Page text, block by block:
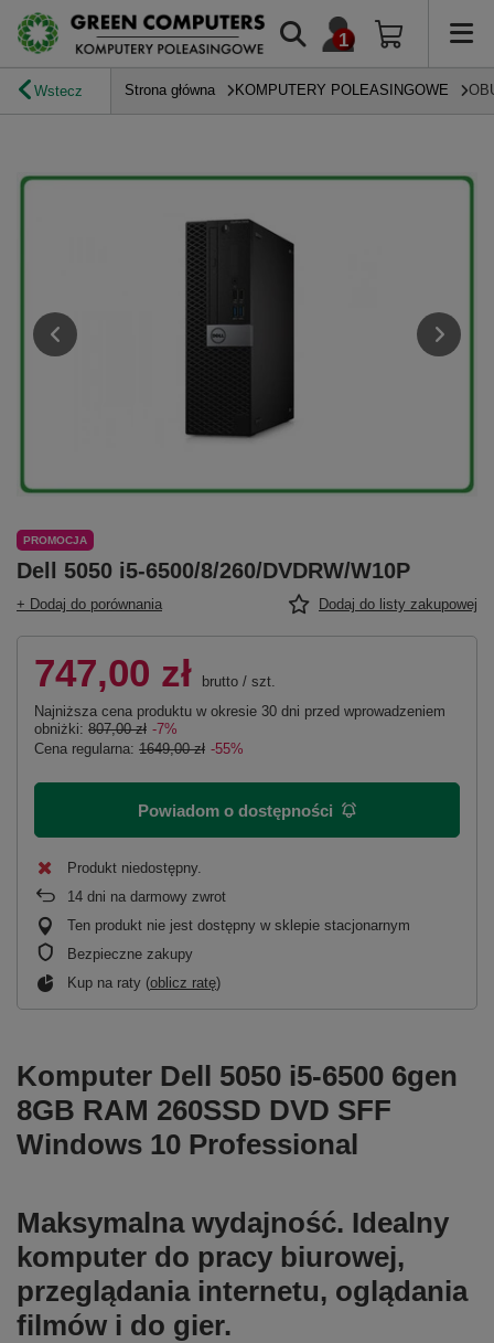
Wstecz Strona główna KOMPUTERY POLEASINGOWE
PROMOCJA
Dell 5050 i5-6500/8/260/DVDRW/W10P
+ Dodaj do porównania Dodaj do listy zakupowej
747,00 zł brutto / szt.
Najniższa cena produktu w okresie 30 dni przed wprowadzeniem
obniżki: 807,00 zł -7%
Cena regularna: 1649,00 zł -55%
Powiadom o dostępności
Produkt niedostępny
14 dni na darmowy zwrot
Ten produkt nie jest dostępny w sklepie stacjonarnym
Bezpieczne zakupy
Kup na raty (oblicz ratę)
Komputer Dell 5050 i5-6500 6gen
8GB RAM 260SSD DVD SFF
Windows 10 Professional
Maksymalna wydajność. Idealny
komputer do pracy biurowej,
przeglądania internetu, oglądania
filmów i do gier.